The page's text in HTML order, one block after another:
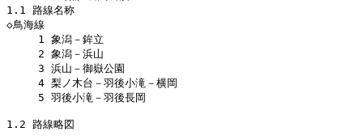
1.1 路線名称
◇鳥海線
1 象潟－鉾立
2 象潟－浜山
3 浜山－御嶽公園
4 梨ノ木台－羽後小滝－横岡
5 羽後小滝－羽後長岡
1.2 路線略図